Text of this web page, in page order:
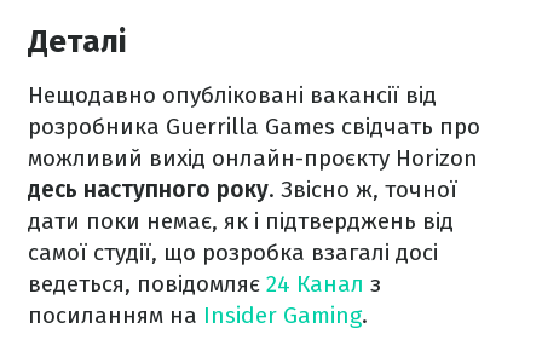
Деталі
Нещодавно опубліковані вакансії від
розробника Guerrilla Games свідчать про
можливий вихід онлайн-проєкту Horizon
десь наступного року. Звісно ж, точної
дати поки немає, як і підтверджень від
самої студії, що розробка взагалі досі
ведеться, повідомляє 24 Канал з
посиланням на Insider Gaming.